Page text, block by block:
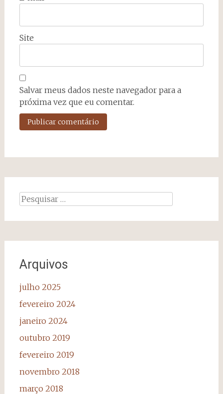
Site
Salvar meus dados neste navegador para a
próxima vez que eu comentar.
Pesquisar
Arquivos
julho 2025
fevereiro 2024
janeiro 2024
outubro 2019
fevereiro 2019
novembro 2018
março 2018